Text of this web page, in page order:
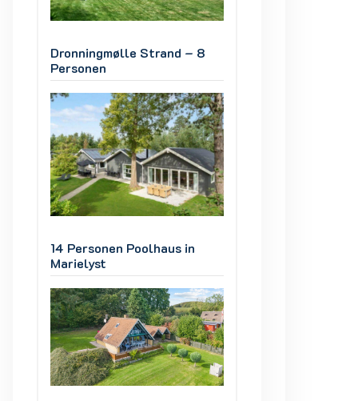
Dronningmølle Strand – 8
Personen
14 Personen Poolhaus in
Marielyst